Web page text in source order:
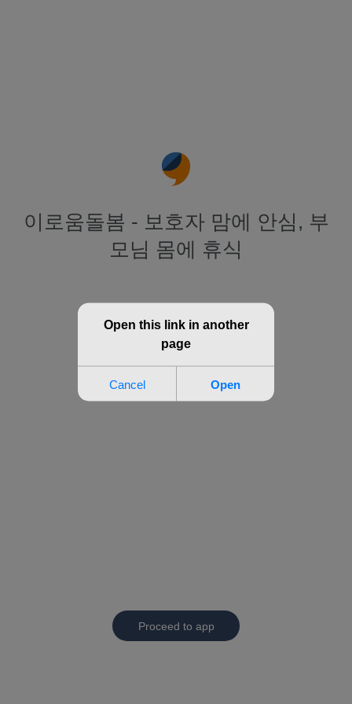
이로움돌봄 - 보호자 맘에 안심, 부
모님 몸에 휴식
Proceed to app